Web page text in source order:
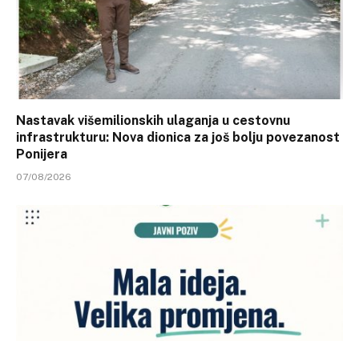
Nastavak višemilionskih ulaganja u cestovnu
infrastrukturu: Nova dionica za još bolju povezanost
Ponijera
07/08/2026